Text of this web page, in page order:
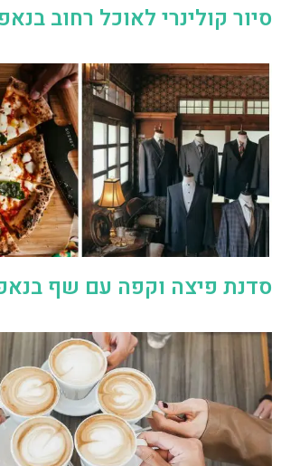
סיור קולינרי לאוכל רחוב
סדנת פיצה וקפה עם שף